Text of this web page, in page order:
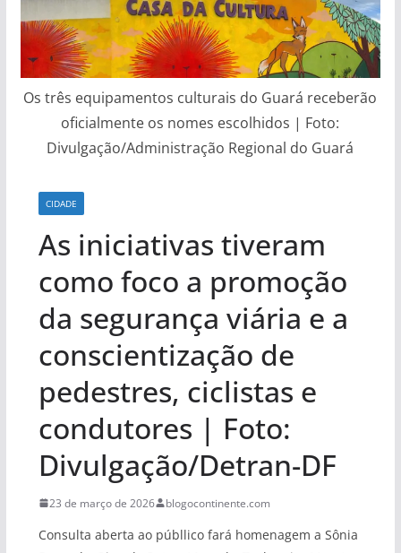
Os três equipamentos culturais do Guará receberão
oficialmente os nomes escolhidos | Foto:
Divulgação/Administração Regional do Guará
CIDADE
As iniciativas tiveram
como foco a promoção
da segurança viária e a
conscientização de
pedestres, ciclistas e
condutores | Foto:
Divulgação/Detran-DF
23 de março de 2026 blogocontinente.com
Consulta aberta ao públlico fará homenagem a Sônia